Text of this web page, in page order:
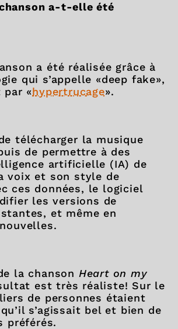
a-t-elle été
a été réalisée grâce à
qui s’appelle «deep fake»,
par «hypertrucage».
télécharger la musique
de permettre à des
artificielle (IA) de
voix et son style de
ces données, le logiciel
les versions de
et même en
la chanson Heart on my
est très réaliste! Sur le
de personnes étaient
s’agissait bel et bien de
préférés.